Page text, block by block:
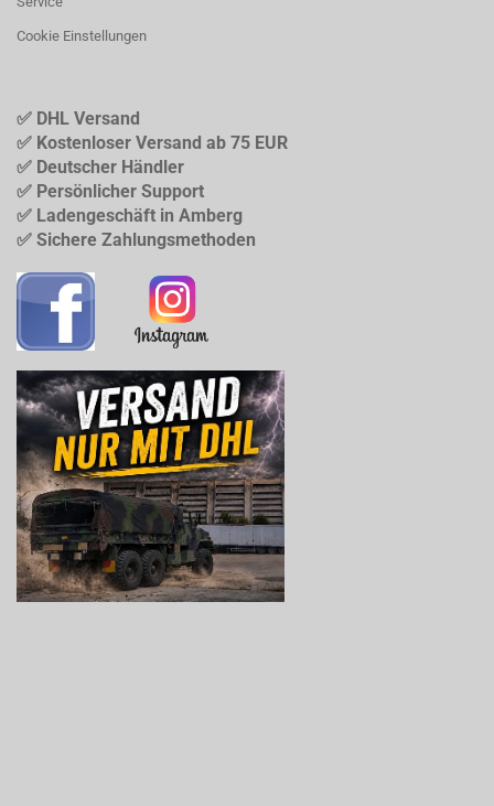
Cookie Einstellungen
✅ DHL Versand
✅ Kostenloser Versand ab 75 EUR
✅ Deutscher Händler
✅ Persönlicher Support
✅ Ladengeschäft in Amberg
✅ Sichere Zahlungsmethoden